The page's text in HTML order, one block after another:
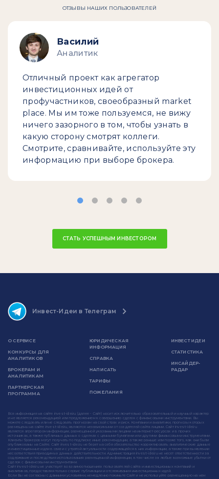
ОТЗЫВЫ НАШИХ ПОЛЬЗОВАТЕЛЕЙ
Василий
Аналитик
Отличный проект как агрегатор
инвестиционных идей от
профучастников, своеобразный market
place. Мы им тоже пользуемся, не вижу
ничего зазорного в том, чтобы узнать в
какую сторону смотрят коллеги.
Смотрите, сравнивайте, используйте эту
информацию при выборе брокера.
СТАТЬ УСПЕШНЫМ ИНВЕСТОРОМ
Инвест-Идеи в Телеграм
О СЕРВИСЕ
КОНКУРСЫ ДЛЯ
АНАЛИТИКОВ
БРОКЕРАМ И
АНАЛИТИКАМ
ПАРТНЕРСКАЯ
ПРОГРАММА
ЮРИДИЧЕСКАЯ
ИНФОРМАЦИЯ
СПРАВКА
НАПИСАТЬ
ТАРИФЫ
ПОЖЕЛАНИЯ
ИНВЕСТ ИДЕИ
СТАТИСТИКА
ИНСАЙДЕР-
РАДАР
Вся информация на сайте invest-idei.ru (далее - Сайт) носит исключительно образовательный и научный характер
и не является рекомендацией или предложением к совершению сделок с финансовыми инструментами. Вы
можете следовать или не следовать прогнозам на свой страх и риск. Компании и аналитики, прогнозы которых
размещены на сайте invest-idei.ru, являются независимыми от создателей сайта лицами. Сайт invest-idei.ru
является агрегатором информации, размещенной указанными лицами на интернет-ресурсах и в прочих
источниках, а также публичных данных о сделках с ценными бумагами или другими финансовыми инструментами.
Клиенты брокеров могут получать по подписке иные рекомендации, а также раньше или позже того, как они были
опубликованы на Сайте. Сайт invest-idei.ru не берет на себя обязательство корректировать аналитические данные
и инвестиционные идеи в связи с утратой актуальности содержащейся в них информации, а также при выявлении
несоответствия приводимых данных действительности. Администрация invest-idei.ru не несет ответственности за
содержание и последствия использования размещенной информации, в том числе за любые возможные убытки от
сделок с финансовыми инструментами.
Сайт invest-idei.ru не участвует во взаимоотношениях пользователей сайта и инвестиционных компаний и
аналитиков, предоставляя только сервис публикации и отслеживания инвестиционных идей.
Если Вы не согласны с данными условиями, немедленно покиньте Сайт и не используйте размещенную на нем